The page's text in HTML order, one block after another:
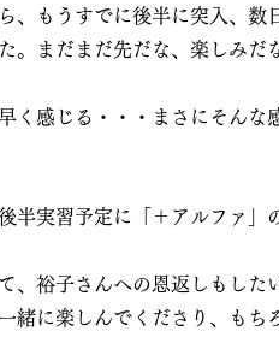
、もうすでに後半に突入、数
。まだまだ先だな、楽しみだ
く感じる・・・まさにそんな
半実習予定に「＋アルファ」
、裕子さんへの恩返しもした
緒に楽しんでくださり、もち